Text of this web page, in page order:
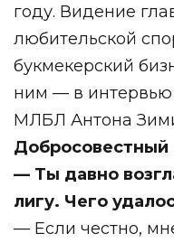
году. Видение
любительской
букмекерский
ним — в интервью
МЛБЛ Антона
Добросовестный
— Ты давно
лигу. Чего
— Если честно,